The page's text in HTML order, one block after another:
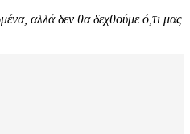
αλλά δεν θα δεχθούμε ό,τι μας